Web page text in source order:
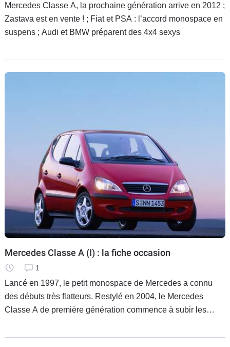
Mercedes Classe A, la prochaine génération arrive en 2012 ;
Zastava est en vente ! ; Fiat et PSA : l’accord monospace en
suspens ; Audi et BMW préparent des 4x4 sexys
Mercedes Classe A (I) : la fiche occasion
1
Lancé en 1997, le petit monospace de Mercedes a connu
des débuts très flatteurs. Restylé en 2004, le Mercedes
Classe A de première génération commence à subir les